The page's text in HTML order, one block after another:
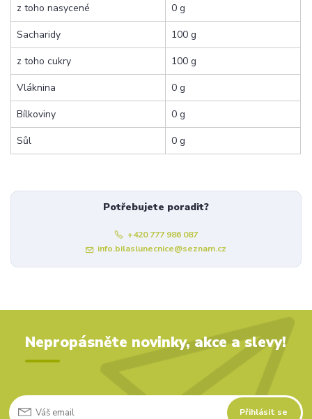
z toho nasycené
0 g
Sacharidy
100 g
z toho cukry
100 g
Vláknina
0 g
Bílkoviny
0 g
Sůl
0 g
Potřebujete poradit?
+420 777 986 087
info.bilaslunecnice@seznam.cz
Nepropásněte novinky, akce a slevy!
Přihlásit se